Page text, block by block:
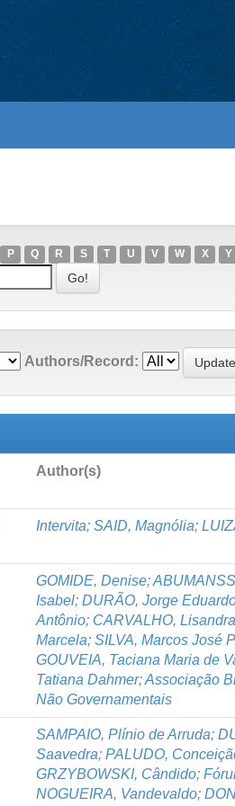
P Q R S T U V W X Y
Authors/Record:
Author(s)
Intervita; SAID, Magnólia;
GOMIDE, Denise;
Isabel; DURÃO, Jorge
Antônio; CARVALHO, Lisandra
Marcela; SILVA, Marcos José
GOUVEIA, Taciana Maria de
Tatiana Dahmer;Associação
Não Governamentais
SAMPAIO, Plínio de Arruda;
Saavedra; PALUDO,
GRZYBOWSKI, Cândido;
NOGUEIRA, Vandevaldo;